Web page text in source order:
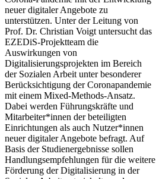
neuer digitaler Angebote zu
unterstützen. Unter der Leitung von
Prof. Dr. Christian Voigt untersucht das
EZEDiS-Projektteam die
Auswirkungen von
Digitalisierungsprojekten im Bereich
der Sozialen Arbeit unter besonderer
Berücksichtigung der Coronapandemie
mit einem Mixed-Methods-Ansatz.
Dabei werden Führungskräfte und
Mitarbeiter*innen der beteiligten
Einrichtungen als auch Nutzer*innen
neuer digitaler Angebote befragt. Auf
Basis der Studienergebnisse sollen
Handlungsempfehlungen für die weitere
Förderung der Digitalisierung in der